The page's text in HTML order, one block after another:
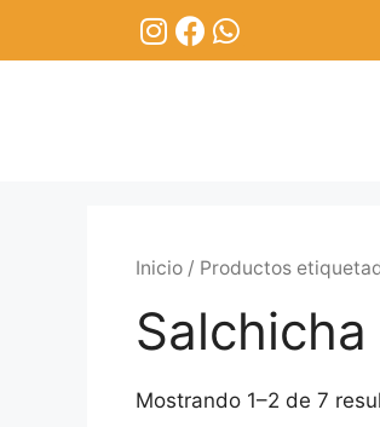
Inicio / Productos
Salchicha
Mostrando 1–2 de 7